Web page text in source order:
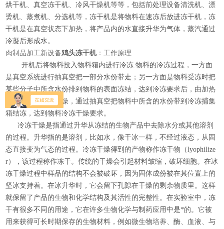
烘干机、真空冻干机、冷风干燥机等等，包括前处理设备清洗机、漂
烫机、蒸煮机、分选机等，冻干机是将物料在速冻后放进冻干机，冻
干机是在真空状态下加热，将产品内的水直接升华为气体，蒸汽通过
冷凝后形成水。
肉制品加工新设备鸡头冻干机：工作原理
开机后将物料投入物料箱内进行冷冻.物料的冷冻过程，一方面
是真空系统进行抽真空把一部分水份带走；另一方面是物料受冻时把
某些分子中所含水份排到物料的表面冻结，达到冷冻要求后，由加热
系统对物料加热干燥，通过抽真空把物料中所含的水份带到冷冻捕集
箱结冻，达到物料冷冻干燥要求。
冷冻干燥是指通过升华从冻结的生物产品中去除水分或其他溶剂
的过程。升华指的是溶剂，比如水，像干冰一样，不经过液态，从固
态直接变为气态的过程。冷冻干燥得到的产物称作冻干物（lyophilize
r），该过程称作冻干。传统的干燥会引起材料皱缩，破坏细胞。在冰
冻干燥过程中样品的结构不会被破坏，因为固体成份被在其位置上的
坚冰支持着。在冰升华时，它会留下孔隙在干燥的剩余物质里。这样
就保留了产品的生物和化学结构及其活性的完整性。在实验室中，冻
干有很多不同的用途，它在许多生物化学与制药应用中是*的。它被
用来获得可长时期保存的生物材料，例如微生物培养、酶、血液、与